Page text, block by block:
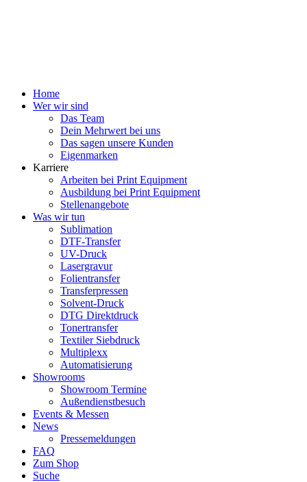
Home
Wer wir sind
Das Team
Dein Mehrwert bei uns
Das sagen unsere Kunden
Eigenmarken
Karriere
Arbeiten bei Print Equipment
Ausbildung bei Print Equipment
Stellenangebote
Was wir tun
Sublimation
DTF-Transfer
UV-Druck
Lasergravur
Folientransfer
Transferpressen
Solvent-Druck
DTG Direktdruck
Tonertransfer
Textiler Siebdruck
Multiplexx
Automatisierung
Showrooms
Showroom Termine
Außendienstbesuch
Events & Messen
News
Pressemeldungen
FAQ
Zum Shop
Suche